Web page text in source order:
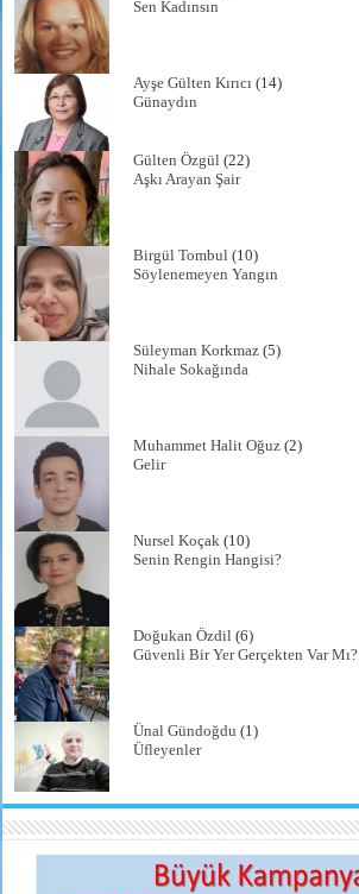
Sen Kadınsın
Ayşe Gülten Kırıcı (14)
Günaydın
Gülten Özgül (22)
Aşkı Arayan Şair
Birgül Tombul (10)
Söylenemeyen Yangın
Süleyman Korkmaz (5)
Nihale Sokağında
Muhammet Halit Oğuz (2)
Gelir
Nursel Koçak (10)
Senin Rengin Hangisi?
Doğukan Özdil (6)
Güvenli Bir Yer Gerçekten Var Mı?
Ünal Gündoğdu (1)
Üfleyenler